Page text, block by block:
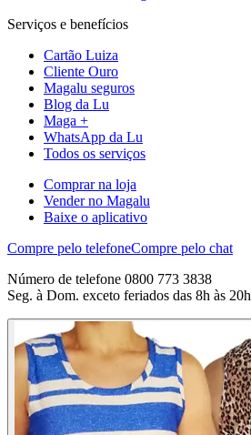
Serviços e benefícios
Cartão Luiza
Cliente Ouro
Magalu seguros
Blog da Lu
Maga +
WhatsApp da Lu
Todos os serviços
Comprar na loja
Vender no Magalu
Baixe o aplicativo
Compre pelo telefoneCompre pelo chat
Número de telefone 0800 773 3838
Seg. à Dom. exceto feriados das 8h às 20h